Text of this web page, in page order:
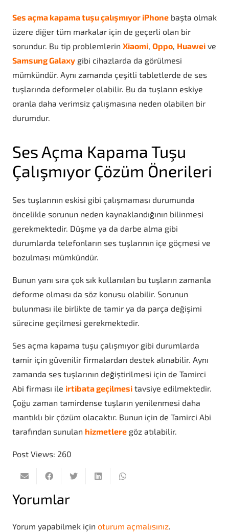
Ses açma kapama tuşu çalışmıyor iPhone başta olmak
üzere diğer tüm markalar için de geçerli olan bir
sorundur. Bu tip problemlerin Xiaomi, Oppo, Huawei ve
Samsung Galaxy gibi cihazlarda da görülmesi
mümkündür. Aynı zamanda çeşitli tabletlerde de ses
tuşlarında deformeler olabilir. Bu da tuşların eskiye
oranla daha verimsiz çalışmasına neden olabilen bir
durumdur.
Ses Açma Kapama Tuşu
Çalışmıyor Çözüm Önerileri
Ses tuşlarının eskisi gibi çalışmaması durumunda
öncelikle sorunun neden kaynaklandığının bilinmesi
gerekmektedir. Düşme ya da darbe alma gibi
durumlarda telefonların ses tuşlarının içe göçmesi ve
bozulması mümkündür.
Bunun yanı sıra çok sık kullanılan bu tuşların zamanla
deforme olması da söz konusu olabilir. Sorunun
bulunması ile birlikte de tamir ya da parça değişimi
sürecine geçilmesi gerekmektedir.
Ses açma kapama tuşu çalışmıyor gibi durumlarda
tamir için güvenilir firmalardan destek alınabilir. Aynı
zamanda ses tuşlarının değiştirilmesi için de Tamirci
Abi firması ile irtibata geçilmesi tavsiye edilmektedir.
Çoğu zaman tamirdense tuşların yenilenmesi daha
mantıklı bir çözüm olacaktır. Bunun için de Tamirci Abi
tarafından sunulan hizmetlere göz atılabilir.
Post Views: 260
Yorumlar
Yorum yapabilmek için oturum açmalısınız.